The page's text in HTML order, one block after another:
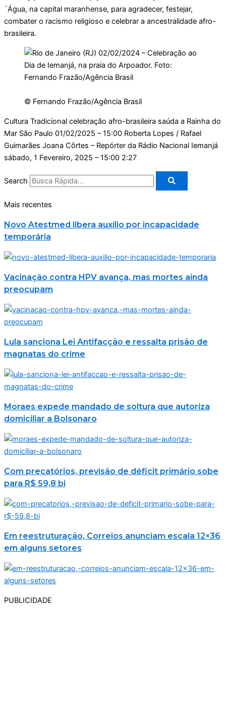
´Água, na capital maranhense, para agradecer, festejar,
combater o racismo religioso e celebrar a ancestralidade afro-
brasileira.
© Fernando Frazão/Agência Brasil
Cultura Tradicional celebração afro-brasileira saúda a Rainha do
Mar São Paulo 01/02/2025 – 15:00 Roberta Lopes / Rafael
Guimarães Joana Côrtes – Repórter da Rádio Nacional Iemanjá
sábado, 1 Fevereiro, 2025 – 15:00 2:27
Search
Mais recentes
Novo Atestmed libera auxílio por incapacidade
temporária
Vacinação contra HPV avança, mas mortes ainda
preocupam
Lula sanciona Lei Antifacção e ressalta prisão de
magnatas do crime
Moraes expede mandado de soltura que autoriza
domiciliar a Bolsonaro
Com precatórios, previsão de déficit primário sobe
para R$ 59,8 bi
Em reestruturação, Correios anunciam escala 12×36
em alguns setores
PUBLICIDADE